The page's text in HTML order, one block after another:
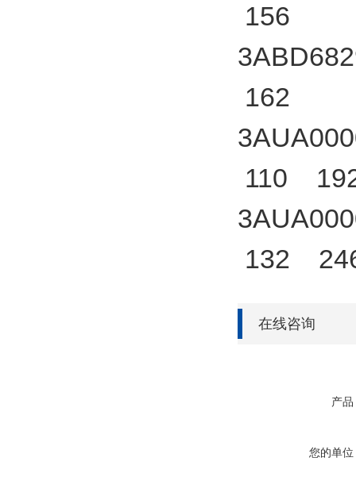
156
162
110
132
在线咨询
产品
您的单位